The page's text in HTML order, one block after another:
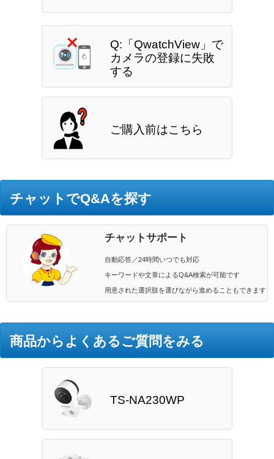
Q:「QwatchView」で
カメラの登録に失敗
する
ご購入前はこちら
チャットでQ&Aを探す
チャットサポート
自動応答／24時間いつでも対応
キーワードや文章によるQ&A検索が可能です
用意された選択肢を選びながら進めることもできます
商品からよくあるご質問をみる
TS-NA230WP